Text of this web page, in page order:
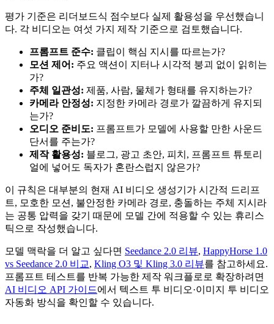
평가 기준은 리더보드식 점수보다 실제 활용성을 우선했습니
다. 각 비디오는 여섯 가지 제작 기준으로 검토했습니다.
프롬프트 준수: 클립이 핵심 지시를 따르는가?
모션 제어: 주요 액션이 지터나 시각적 붕괴 없이 읽히는
가?
주체 일관성: 제품, 사람, 물체가 형태를 유지하는가?
카메라 안정성: 지정한 카메라 경로가 깔끔하게 유지되
는가?
오디오 준비도: 프롬프트가 모델에 사용할 만한 사운드
단서를 주는가?
제작 활용성: 블로그, 광고 초안, 피치, 프롬프트 튜토리
얼에 넣어도 독자가 혼란스럽지 않은가?
이 규칙은 대부분의 현재 AI 비디오 생성기가 시간적 드리프
트, 모호한 모션, 불안정한 카메라 경로, 충돌하는 주체 지시라
는 공통 압력을 갖기 때문에 모델 간에 적용할 수 있는 휴리스
틱으로 작성했습니다.
모델 맥락을 더 알고 싶다면 Seedance 2.0 리뷰, HappyHorse 1.0
vs Seedance 2.0 비교, Kling O3 및 Kling 3.0 리뷰를 참고하세요.
프롬프트 테스트를 반복 가능한 제작 워크플로로 확장하려면
AI 비디오 API 가이드에서 텍스트 투 비디오·이미지 투 비디오
자동화 방식을 확인할 수 있습니다.